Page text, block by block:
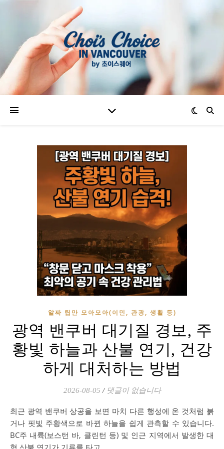
알짜 팁만 모아모아(이민, 관광, 생활 등)
광역 밴쿠버 대기질 경보, 주
황빛 하늘과 산불 연기, 건강
하게 대처하는 방법
2026-08-05 / 댓글이 없습니다
최근 광역 밴쿠버 상공을 보면 마치 다른 행성에 온 것처럼 붉
거나 핏빛 주황색으로 바뀐 하늘을 쉽게 관측할 수 있습니다.
BC주 내륙(보스턴 바, 클린턴 등) 및 인근 지역에서 발생한 대
형 산불 연기가 기류를 타고…